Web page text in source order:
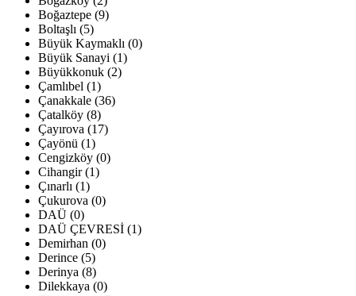
Boğaztepe (9)
Boltaşlı (5)
Büyük Kaymaklı (0)
Büyük Sanayi (1)
Büyükkonuk (2)
Çamlıbel (1)
Çanakkale (36)
Çatalköy (8)
Çayırova (17)
Çayönü (1)
Cengizköy (0)
Cihangir (1)
Çınarlı (1)
Çukurova (0)
DAÜ (0)
DAÜ ÇEVRESİ (1)
Demirhan (0)
Derince (5)
Derinya (8)
Dilekkaya (0)